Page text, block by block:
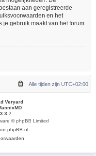
aan geregistreerde
en het
gebruik maakt van het forum.
Alle tijden zijn UTC+02:00
Veryard
© phpBB Limited
phpBB.nl